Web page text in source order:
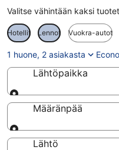
Valitse vähintään kaksi
Hotellit Lennot Vuokra-autot
1 huone, 2 asiakasta
Lähtöpaikka
Lähtöpaikka
Määränpää
Määränpää
Lähtö